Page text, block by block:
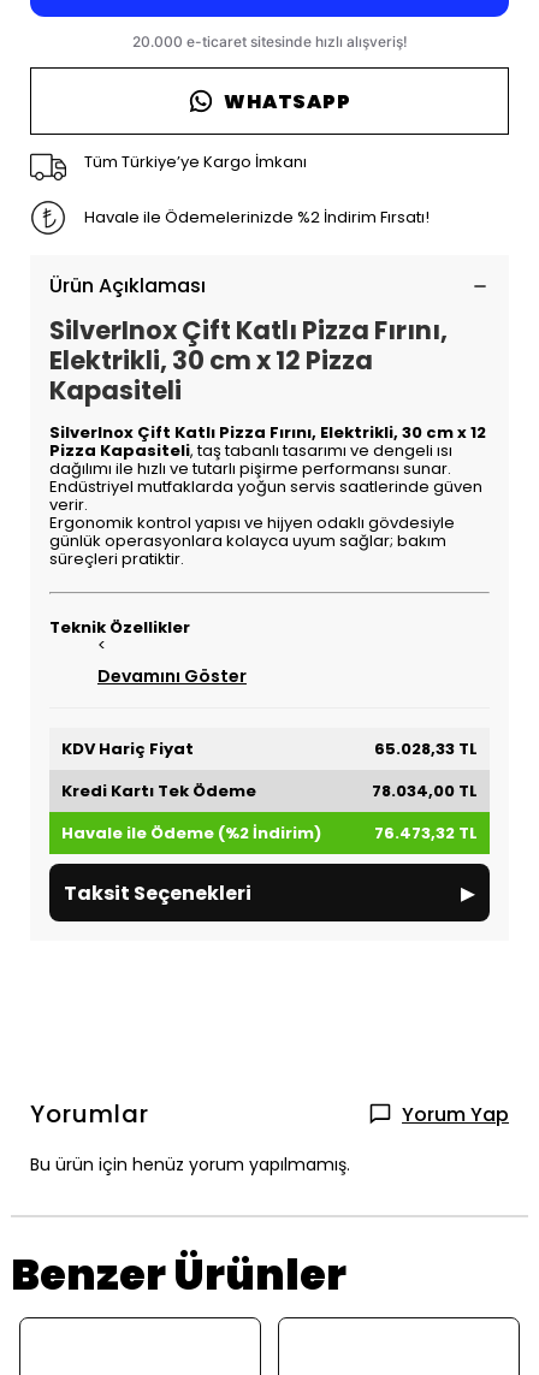
WHATSAPP
Tüm Türkiye’ye Kargo İmkanı
Havale ile Ödemelerinizde %2 İndirim Fırsatı!
Ürün Açıklaması
SilverInox Çift Katlı Pizza Fırını,
Elektrikli, 30 cm x 12 Pizza
Kapasiteli
SilverInox Çift Katlı Pizza Fırını, Elektrikli, 30 cm x 12
Pizza Kapasiteli, taş tabanlı tasarımı ve dengeli ısı
dağılımı ile hızlı ve tutarlı pişirme performansı sunar.
Endüstriyel mutfaklarda yoğun servis saatlerinde güven
verir.
Ergonomik kontrol yapısı ve hijyen odaklı gövdesiyle
günlük operasyonlara kolayca uyum sağlar; bakım
süreçleri pratiktir.
Teknik Özellikler
<
Devamını Göster
KDV Hariç Fiyat
65.028,33 TL
Kredi Kartı Tek Ödeme
78.034,00 TL
Havale ile Ödeme (%2 İndirim)
76.473,32 TL
Taksit Seçenekleri ▸
Yorumlar Yorum Yap
Bu ürün için henüz yorum yapılmamış.
Benzer Ürünler